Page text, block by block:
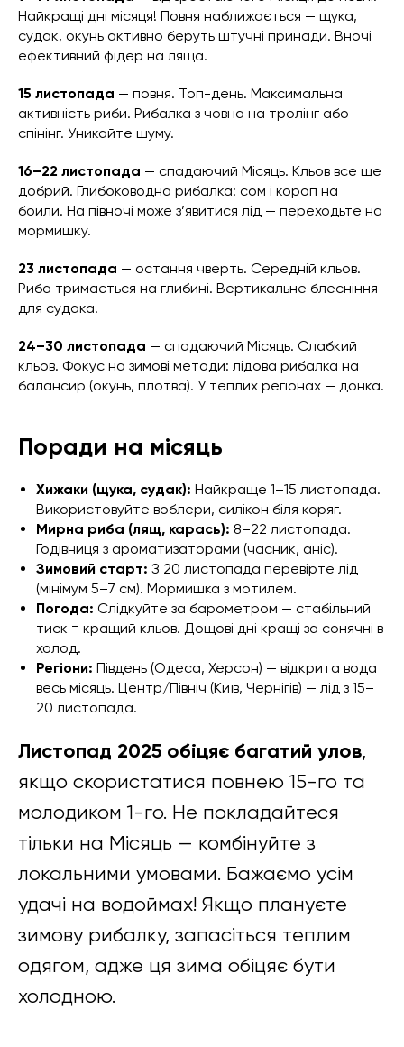
Найкращі дні місяця! Повня наближається — щука,
судак, окунь активно беруть штучні принади. Вночі
ефективний фідер на ляща.
15 листопада — повня. Топ-день. Максимальна
активність риби. Рибалка з човна на тролінг або
спінінг. Уникайте шуму.
16–22 листопада — спадаючий Місяць. Кльов все ще
добрий. Глибоководна рибалка: сом і короп на
бойли. На півночі може з’явитися лід — переходьте на
мормишку.
23 листопада — остання чверть. Середній кльов.
Риба тримається на глибині. Вертикальне блесніння
для судака.
24–30 листопада — спадаючий Місяць. Слабкий
кльов. Фокус на зимові методи: лідова рибалка на
балансир (окунь, плотва). У теплих регіонах — донка.
Поради на місяць
Хижаки (щука, судак): Найкраще 1–15 листопада.
Використовуйте воблери, силікон біля коряг.
Мирна риба (лящ, карась): 8–22 листопада.
Годівниця з ароматизаторами (часник, аніс).
Зимовий старт: З 20 листопада перевірте лід
(мінімум 5–7 см). Мормишка з мотилем.
Погода: Слідкуйте за барометром — стабільний
тиск = кращий кльов. Дощові дні кращі за сонячні в
холод.
Регіони: Південь (Одеса, Херсон) — відкрита вода
весь місяць. Центр/Північ (Київ, Чернігів) — лід з 15–
20 листопада.
Листопад 2025 обіцяє багатий улов,
якщо скористатися повнею 15-го та
молодиком 1-го. Не покладайтеся
тільки на Місяць — комбінуйте з
локальними умовами. Бажаємо усім
удачі на водоймах! Якщо плануєте
зимову рибалку, запасіться теплим
одягом, адже ця зима обіцяє бути
холодною.